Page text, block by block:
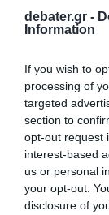
debater.gr -
Information
If you wish to
processing of
targeted
section to
opt-out request
interest-based
us or personal
your opt-out.
disclosure of